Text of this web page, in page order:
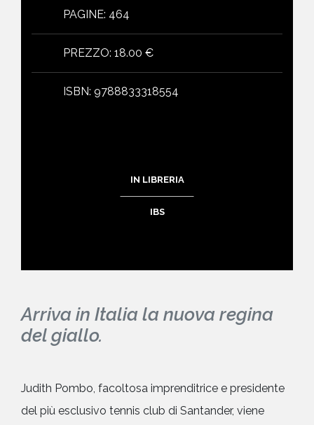
PAGINE: 464
PREZZO: 18.00 €
ISBN: 9788833318554
IN LIBRERIA
IBS
Arriva in Italia la nuova regina
del giallo.
Judith Pombo, facoltosa imprenditrice e presidente
del più esclusivo tennis club di Santander, viene